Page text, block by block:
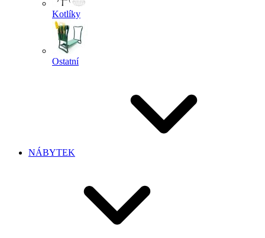
Kotlíky
Ostatní
NÁBYTEK